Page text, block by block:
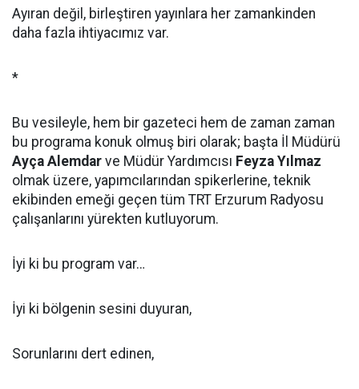
Ayıran değil, birleştiren yayınlara her zamankinden
daha fazla ihtiyacımız var.
*
Bu vesileyle, hem bir gazeteci hem de zaman zaman
bu programa konuk olmuş biri olarak; başta İl Müdürü
Ayça Alemdar ve Müdür Yardımcısı Feyza Yılmaz
olmak üzere, yapımcılarından spikerlerine, teknik
ekibinden emeği geçen tüm TRT Erzurum Radyosu
çalışanlarını yürekten kutluyorum.
İyi ki bu program var…
İyi ki bölgenin sesini duyuran,
Sorunlarını dert edinen,